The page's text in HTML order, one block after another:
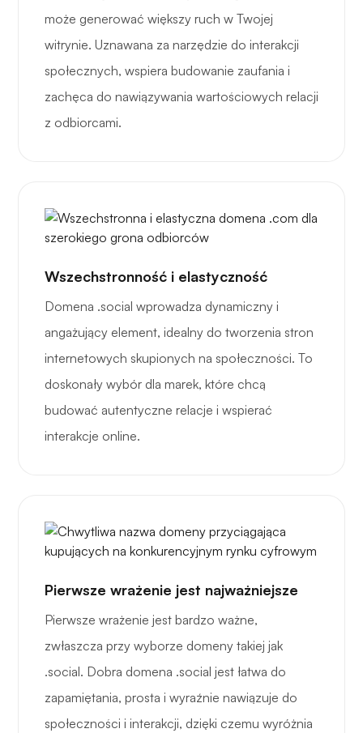
może generować większy ruch w Twojej
witrynie. Uznawana za narzędzie do interakcji
społecznych, wspiera budowanie zaufania i
zachęca do nawiązywania wartościowych relacji
z odbiorcami.
Wszechstronność i elastyczność
Domena .social wprowadza dynamiczny i
angażujący element, idealny do tworzenia stron
internetowych skupionych na społeczności. To
doskonały wybór dla marek, które chcą
budować autentyczne relacje i wspierać
interakcje online.
Pierwsze wrażenie jest najważniejsze
Pierwsze wrażenie jest bardzo ważne,
zwłaszcza przy wyborze domeny takiej jak
.social. Dobra domena .social jest łatwa do
zapamiętania, prosta i wyraźnie nawiązuje do
społeczności i interakcji, dzięki czemu wyróżnia